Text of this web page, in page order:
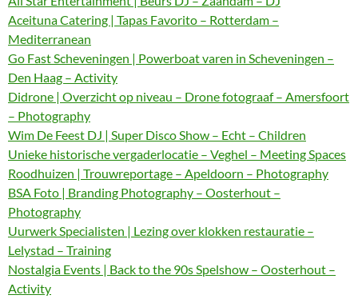
Aceituna Catering | Tapas Favorito – Rotterdam –
Mediterranean
Go Fast Scheveningen | Powerboat varen in Scheveningen –
Den Haag – Activity
Didrone | Overzicht op niveau – Drone fotograaf – Amersfoort
– Photography
Wim De Feest DJ | Super Disco Show – Echt – Children
Unieke historische vergaderlocatie – Veghel – Meeting Spaces
Roodhuizen | Trouwreportage – Apeldoorn – Photography
BSA Foto | Branding Photography – Oosterhout –
Photography
Uurwerk Specialisten | Lezing over klokken restauratie –
Lelystad – Training
Nostalgia Events | Back to the 90s Spelshow – Oosterhout –
Activity